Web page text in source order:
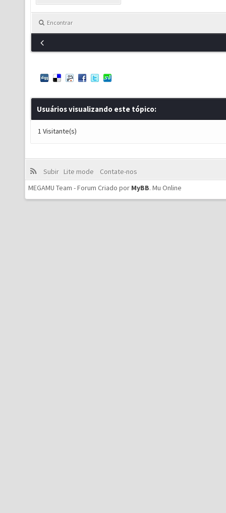
Encontrar
Usuários visualizando este tópico:
1 Visitante(s)
Subir Lite mode
Contate-nos
MEGAMU Team - Forum Criado por MyBB. Mu Online